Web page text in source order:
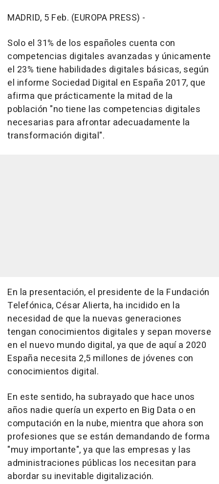
MADRID, 5 Feb. (EUROPA PRESS) -
Solo el 31% de los españoles cuenta con
competencias digitales avanzadas y únicamente
el 23% tiene habilidades digitales básicas, según
el informe Sociedad Digital en España 2017, que
afirma que prácticamente la mitad de la
población "no tiene las competencias digitales
necesarias para afrontar adecuadamente la
transformación digital".
En la presentación, el presidente de la Fundación
Telefónica, César Alierta, ha incidido en la
necesidad de que la nuevas generaciones
tengan conocimientos digitales y sepan moverse
en el nuevo mundo digital, ya que de aquí a 2020
España necesita 2,5 millones de jóvenes con
conocimientos digital.
En este sentido, ha subrayado que hace unos
años nadie quería un experto en Big Data o en
computación en la nube, mientra que ahora son
profesiones que se están demandando de forma
"muy importante", ya que las empresas y las
administraciones públicas los necesitan para
abordar su inevitable digitalización.